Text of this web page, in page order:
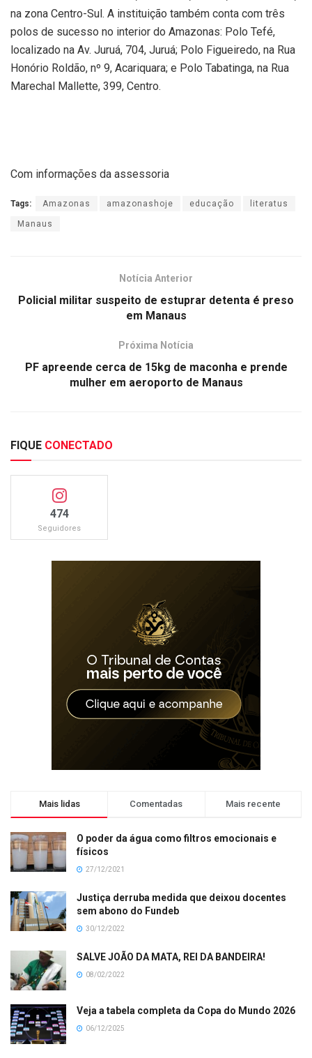
na zona Centro-Sul. A instituição também conta com três
polos de sucesso no interior do Amazonas: Polo Tefé,
localizado na Av. Juruá, 704, Juruá; Polo Figueiredo, na Rua
Honório Roldão, nº 9, Acariquara; e Polo Tabatinga, na Rua
Marechal Mallette, 399, Centro.
Com informações da assessoria
Tags: Amazonas amazonashoje educação literatus
Manaus
Notícia Anterior
Policial militar suspeito de estuprar detenta é preso
em Manaus
Próxima Notícia
PF apreende cerca de 15kg de maconha e prende
mulher em aeroporto de Manaus
FIQUE CONECTADO
474
Seguidores
Mais lidas Comentadas Mais recente
O poder da água como filtros emocionais e
físicos
27/12/2021
Justiça derruba medida que deixou docentes
sem abono do Fundeb
30/12/2022
SALVE JOÃO DA MATA, REI DA BANDEIRA!
08/02/2022
Veja a tabela completa da Copa do Mundo 2026
06/12/2025